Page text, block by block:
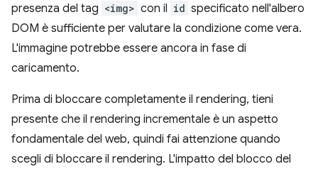
presenza del tag <img> con il id specificato nell'albero
DOM è sufficiente per valutare la condizione come vera.
L'immagine potrebbe essere ancora in fase di
caricamento.
Prima di bloccare completamente il rendering, tieni
presente che il rendering incrementale è un aspetto
fondamentale del web, quindi fai attenzione quando
scegli di bloccare il rendering. L'impatto del blocco del